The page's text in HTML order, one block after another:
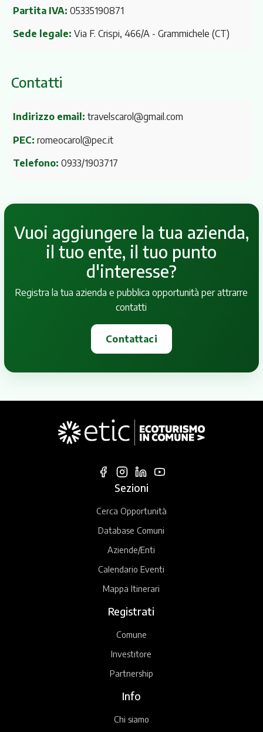
Partita IVA: 05335190871
Sede legale: Via F. Crispi, 466/A - Grammichele (CT)
Contatti
Indirizzo email: travelscarol@gmail.com
PEC: romeocarol@pec.it
Telefono: 0933/1903717
Vuoi aggiungere la tua azienda,
il tuo ente, il tuo punto
d'interesse?
Registra la tua azienda e pubblica opportunità per attrarre
contatti
Contattaci
Sezioni
Cerca Opportunità
Database Comuni
Aziende/Enti
Calendario Eventi
Mappa Itinerari
Registrati
Comune
Investitore
Partnership
Info
Chi siamo